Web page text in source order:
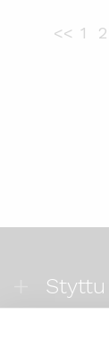
<< 1 2